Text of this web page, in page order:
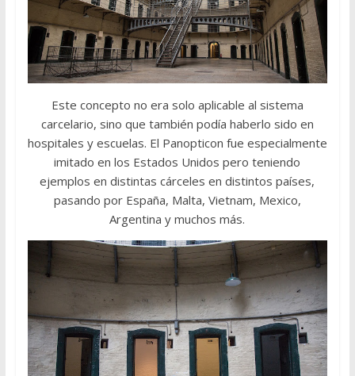
Este concepto no era solo aplicable al sistema
carcelario, sino que también podía haberlo sido en
hospitales y escuelas. El Panopticon fue especialmente
imitado en los Estados Unidos pero teniendo
ejemplos en distintas cárceles en distintos países,
pasando por España, Malta, Vietnam, Mexico,
Argentina y muchos más.